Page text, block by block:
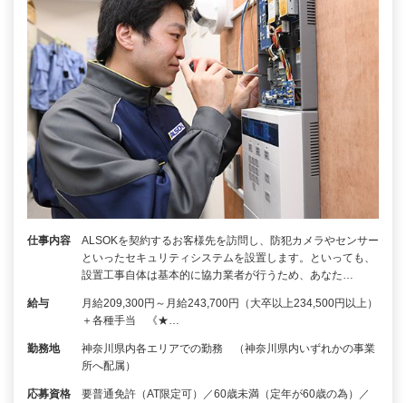
仕事内容
ALSOKを契約するお客様先を訪問し、防犯カメラやセンサー
といったセキュリティシステムを設置します。といっても、
設置工事自体は基本的に協力業者が行うため、あなた…
給与
月給209,300円～月給243,700円（大卒以上234,500円以上）
＋各種手当 《★…
勤務地
神奈川県内各エリアでの勤務 （神奈川県内いずれかの事業
所へ配属）
応募資格
要普通免許（AT限定可）／60歳未満（定年が60歳の為）／